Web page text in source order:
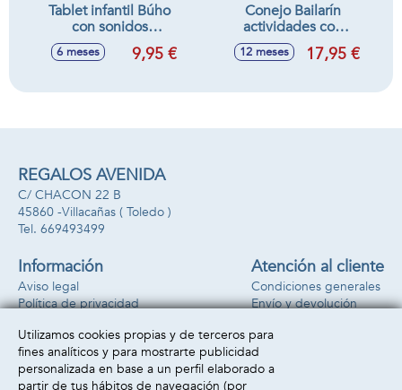
Tablet infantil Búho
con sonidos
10x15x3cm
6 meses 9,95 €
Conejo Bailarín
actividades con
luces y sonidos,
20x15x11cm
12 meses 17,95 €
REGALOS AVENIDA
C/ CHACON 22 B
45860 -Villacañas ( Toledo )
669493499
Información
Aviso legal
Política de privacidad
Atención al cliente
Condiciones generales
Envío y devolución
Formas de pago
Utilizamos cookies propias y de terceros para
fines analíticos y para mostrarte publicidad
personalizada en base a un perfil elaborado a
partir de tus hábitos de navegación (por